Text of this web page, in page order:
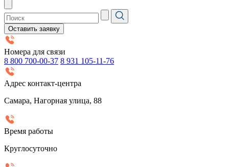
Оставить заявку
Номера для связи
8 800 700-00-37 8 931 105-11-76
Адрес контакт-центра
Самара, Нагорная улица, 88
Время работы
Круглосуточно